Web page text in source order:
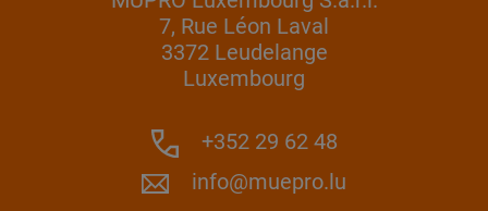
7, Rue Léon Laval
3372 Leudelange
Luxembourg
+352 29 62 48
info@muepro.lu